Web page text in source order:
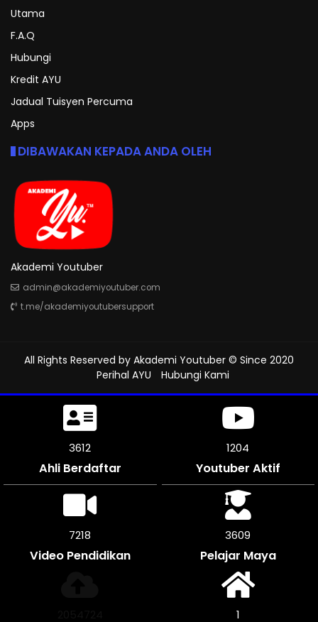
Utama
F.A.Q
Hubungi
Kredit AYU
Jadual Tuisyen Percuma
Apps
DIBAWAKAN KEPADA ANDA OLEH
Akademi Youtuber
admin@akademiyoutuber.com
t.me/akademiyoutubersupport
All Rights Reserved by Akademi Youtuber © Since 2020
Perihal AYU
Hubungi Kami
4035
Ahli Berdaftar
1312
Youtuber Aktif
8070
Video Pendidikan
4035
Pelajar Maya
1